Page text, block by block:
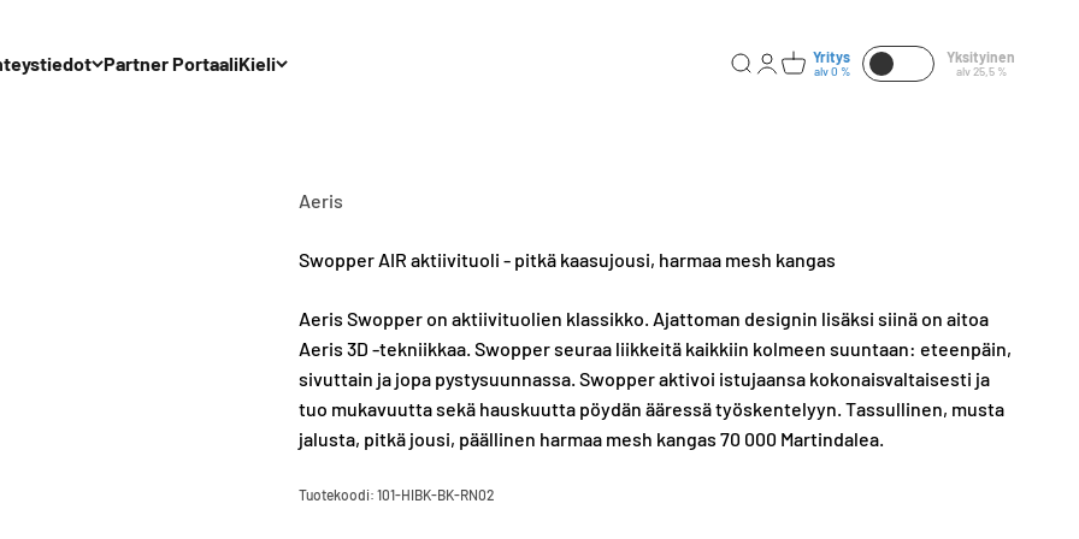
Partner PortaaliKieli
Avaa haku
Avaa tilisivu
Avaa ostoskori
Yritys
alv 0 %
Yksityinen
alv 25,5 %
Aeris
Swopper AIR aktiivituoli - pitkä kaasujousi, harmaa mesh kangas
Aeris Swopper on aktiivituolien klassikko. Ajattoman designin lisäksi siinä on aitoa
Aeris 3D -tekniikkaa. Swopper seuraa liikkeitä kaikkiin kolmeen suuntaan: eteenpäin,
sivuttain ja jopa pystysuunnassa. Swopper aktivoi istujaansa kokonaisvaltaisesti ja
tuo mukavuutta sekä hauskuutta pöydän ääressä työskentelyyn. Tassullinen, musta
jalusta, pitkä jousi, päällinen harmaa mesh kangas 70 000 Martindalea.
Tuotekoodi: 101-HIBK-BK-RN02